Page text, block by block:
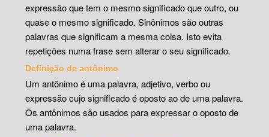
expressão que tem o mesmo significado que outro, ou
quase o mesmo significado. Sinônimos são outras
palavras que significam a mesma coisa. Isto evita
repetições numa frase sem alterar o seu significado.
Definição de antônimo
Um antônimo é uma palavra, adjetivo, verbo ou
expressão cujo significado é oposto ao de uma palavra.
Os antônimos são usados para expressar o oposto de
uma palavra.